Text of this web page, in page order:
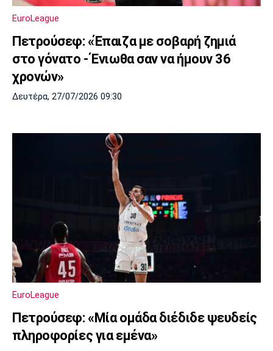
EuroLeague
Πετρούσεφ: «Έπαιζα με σοβαρή ζημιά
στο γόνατο - Ένιωθα σαν να ήμουν 36
χρονών»
Δευτέρα, 27/07/2026 09:30
EuroLeague
Πετρούσεφ: «Μία ομάδα διέδιδε ψευδείς
πληροφορίες για εμένα»